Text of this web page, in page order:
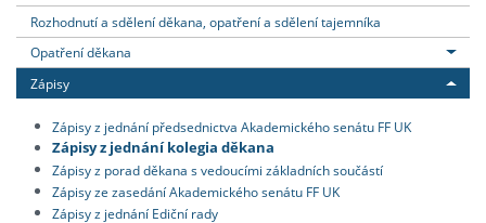
Rozhodnutí a sdělení děkana, opatření a sdělení tajemníka
Opatření děkana
Zápisy
Zápisy z jednání předsednictva Akademického senátu FF UK
Zápisy z jednání kolegia děkana
Zápisy z porad děkana s vedoucími základních součástí
Zápisy ze zasedání Akademického senátu FF UK
Zápisy z jednání Ediční rady